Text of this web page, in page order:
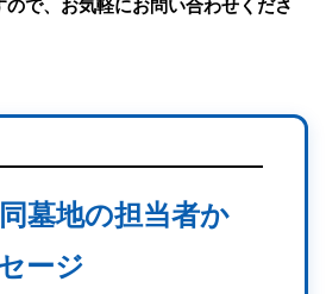
で、お気軽にお問い合わせくださ
墓地の担当者か
ージ